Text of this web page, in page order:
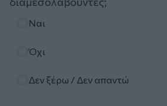
Ναι
Όχι
Δεν ξέρω / Δεν απαντώ